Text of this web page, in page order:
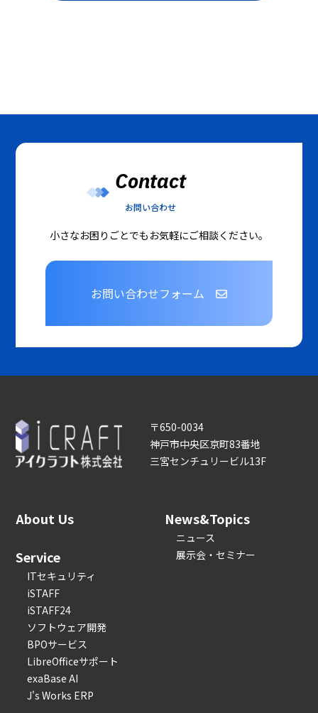
Contact
お問い合わせ
小さなお困りごとでもお気軽にご相談ください。
お問い合わせフォーム
〒650-0034
神戸市中央区京町83番地
三宮センチュリービル13F
About Us
Service
ITセキュリティ
iSTAFF
iSTAFF24
ソフトウェア開発
BPOサービス
LibreOfficeサポート
exaBase AI
J's Works ERP
News&Topics
ニュース
展示会・セミナー